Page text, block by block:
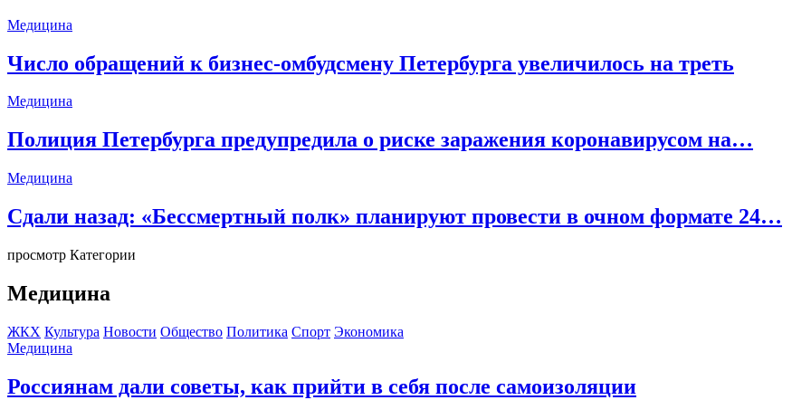
Медицина
Число обращений к бизнес-омбудсмену Петербурга увеличилось на треть
Медицина
Полиция Петербурга предупредила о риске заражения коронавирусом на…
Медицина
Сдали назад: «Бессмертный полк» планируют провести в очном формате 24…
просмотр Категории
Медицина
ЖКХ Культура Новости Общество Политика Спорт Экономика
Медицина
Россиянам дали советы, как прийти в себя после самоизоляции